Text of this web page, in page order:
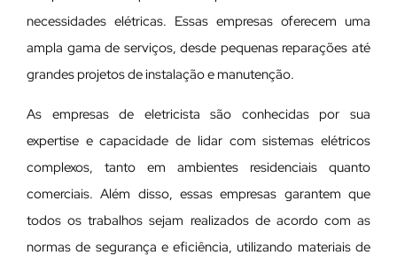
necessidades elétricas. Essas empresas oferecem uma
ampla gama de serviços, desde pequenas reparações até
grandes projetos de instalação e manutenção.
As empresas de eletricista são conhecidas por sua
expertise e capacidade de lidar com sistemas elétricos
complexos, tanto em ambientes residenciais quanto
comerciais. Além disso, essas empresas garantem que
todos os trabalhos sejam realizados de acordo com as
normas de segurança e eficiência, utilizando materiais de